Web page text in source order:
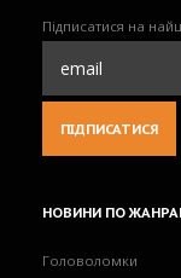
Підписатися на
НОВИНИ ПО
Головоломки